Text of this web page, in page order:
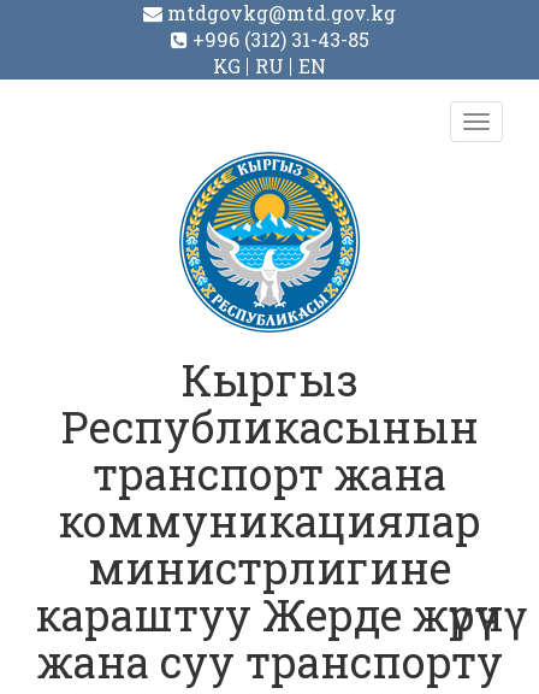
mtdgovkg@mtd.gov.kg
+996 (312) 31-43-85
KG
RU EN
Toggle
Кыргыз
Республикасынын
транспорт жана
коммуникациялар
министрлигине
караштуу Жерде жүрүүчү
жана суу транспорту